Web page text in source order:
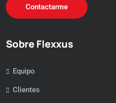
Contactarme
Sobre Flexxus
Equipo
Clientes